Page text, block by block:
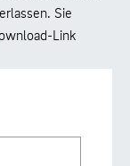
Sie
Link